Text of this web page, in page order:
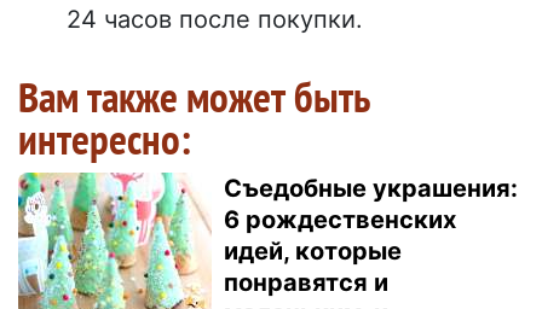
24 часов после покупки.
Вам также может быть
интересно:
Съедобные украшения:
6 рождественских
идей, которые
понравятся и